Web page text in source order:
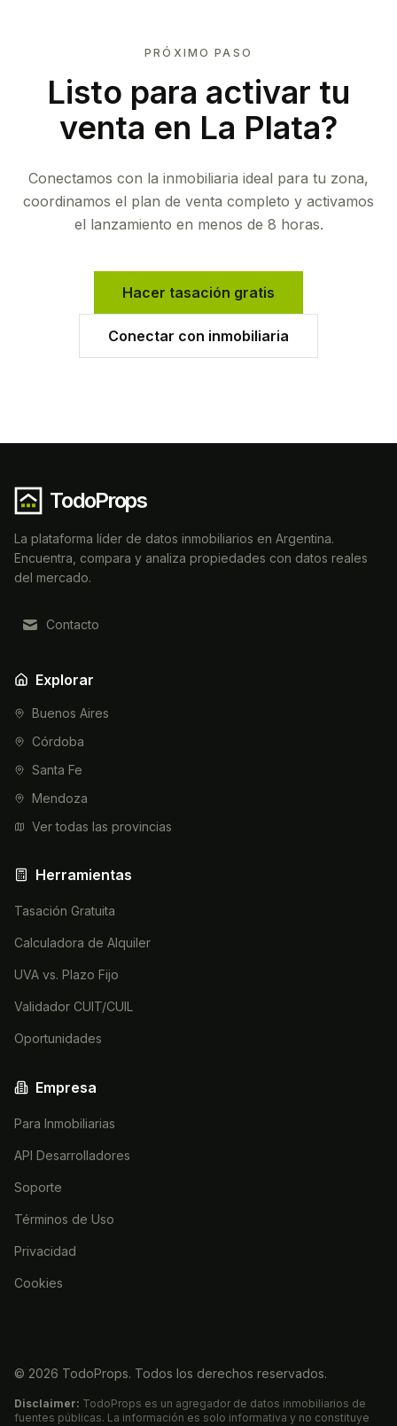
PRÓXIMO PASO
Listo para activar tu
venta en La Plata?
Conectamos con la inmobiliaria ideal para tu zona,
coordinamos el plan de venta completo y activamos
el lanzamiento en menos de 8 horas.
Hacer tasación gratis
Conectar con inmobiliaria
TodoProps
La plataforma líder de datos inmobiliarios en Argentina.
Encuentra, compara y analiza propiedades con datos reales
del mercado.
Contacto
Explorar
Buenos Aires
Córdoba
Santa Fe
Mendoza
Ver todas las provincias
Herramientas
Tasación Gratuita
Calculadora de Alquiler
UVA vs. Plazo Fijo
Validador CUIT/CUIL
Oportunidades
Empresa
Para Inmobiliarias
API Desarrolladores
Soporte
Términos de Uso
Privacidad
Cookies
© 2026 TodoProps. Todos los derechos reservados.
Disclaimer: TodoProps es un agregador de datos inmobiliarios de
fuentes públicas. La información es solo informativa y no constituye